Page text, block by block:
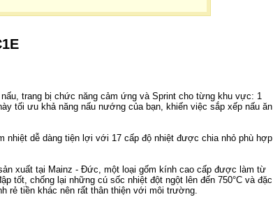
trang bị chức năng cảm ứng và Sprint cho từng khu vực: 1
tối ưu khả năng nấu nướng của bạn, khiến việc sắp xếp nấu ăn
nhiệt dễ dàng tiện lợi với 17 cấp độ nhiệt được chia nhỏ phù hợp
xuất tại Mainz - Đức, một loại gốm kính cao cấp được làm từ
tốt, chống lại những cú sốc nhiệt đột ngột lên đến 750°C và đặc
rẻ tiền khác nên rất thân thiện với môi trường.